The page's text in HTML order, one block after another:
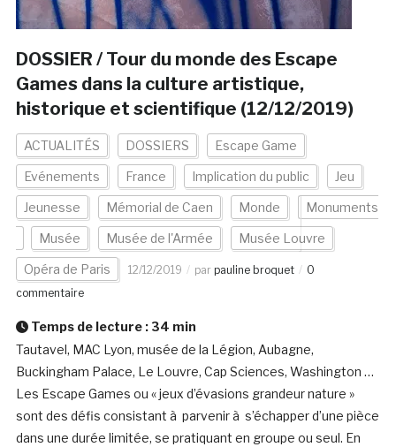
DOSSIER / Tour du monde des Escape
Games dans la culture artistique,
historique et scientifique (12/12/2019)
ACTUALITÉS DOSSIERS Escape Game
Evénements France Implication du public Jeu
Jeunesse Mémorial de Caen Monde Monuments
Musée Musée de l'Armée Musée Louvre
Opéra de Paris 12/12/2019 par pauline broquet
0
commentaire
Temps de lecture : 34 min
Tautavel, MAC Lyon, musée de la Légion, Aubagne,
Buckingham Palace, Le Louvre, Cap Sciences, Washington …
Les Escape Games ou « jeux d’évasions grandeur nature »
sont des défis consistant à parvenir à s’échapper d’une pièce
dans une durée limitée, se pratiquant en groupe ou seul. En